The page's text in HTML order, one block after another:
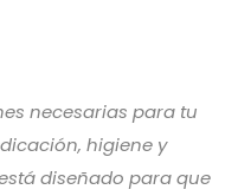
necesarias para tu
higiene y
diseñado para que